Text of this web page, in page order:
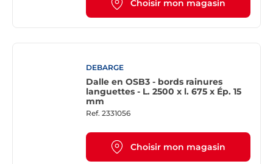
Choisir mon magasin
DEBARGE
Dalle en OSB3 - bords rainures
languettes - L. 2500 x l. 675 x Ép. 15
mm
Ref. 2331056
Choisir mon magasin